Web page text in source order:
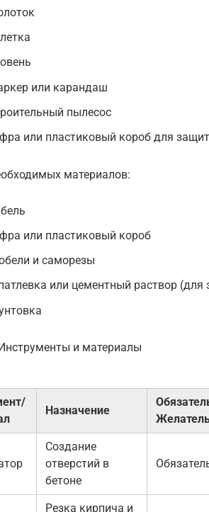
или карандаш
пылесос
или пластиковый короб для
материалов:
или пластиковый короб
и саморезы
или цементный раствор (для
и материалы
Назначение
Создание
отверстий в
бетоне
Резка кирпича и